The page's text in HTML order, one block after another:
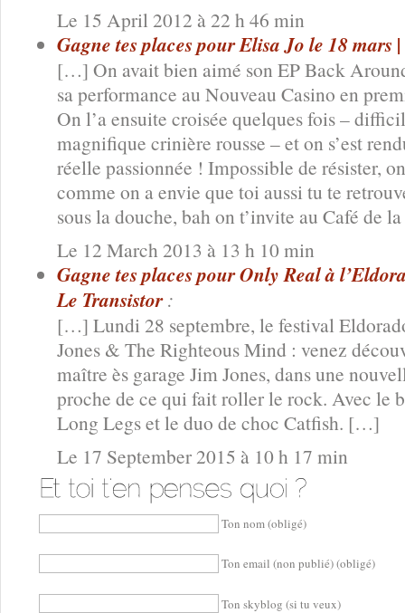
Le 15 April 2012 à 22 h 46 min
Gagne tes places pour Elisa Jo le 18 mars
[…] On avait bien aimé son EP Back
sa performance au Nouveau Casino en
On l’a ensuite croisée quelques fois –
magnifique crinière rousse – et on s’est
réelle passionnée ! Impossible de résister,
comme on a envie que toi aussi tu te
sous la douche, bah on t’invite au Café de
Le 12 March 2013 à 13 h 10 min
Gagne tes places pour Only Real à
Le Transistor :
[…] Lundi 28 septembre, le festival
Jones & The Righteous Mind : venez
maître ès garage Jim Jones, dans une
proche de ce qui fait roller le rock. Avec le
Long Legs et le duo de choc Catfish. […]
Le 17 September 2015 à 10 h 17 min
Ton nom (obligé)
Ton email (non publié) (obligé)
Ton skyblog (si tu veux)